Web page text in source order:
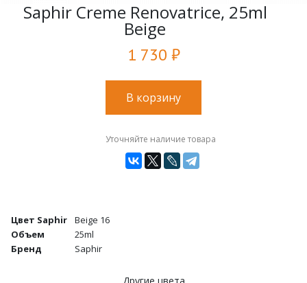
Saphir Creme Renovatrice, 25ml
Beige
1 730 ₽
В корзину
Уточняйте наличие товара
Цвет Saphir
Beige 16
Объем
25ml
Бренд
Saphir